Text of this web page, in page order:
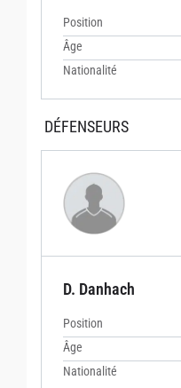
Position
Âge
Nationalité
DÉFENSEURS
D. Danhach
Position
Âge
Nationalité